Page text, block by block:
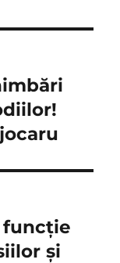
funcție
și